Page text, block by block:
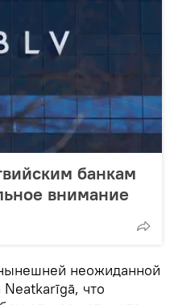
банкам
внимание
неожиданной
Neatkarīgā, что